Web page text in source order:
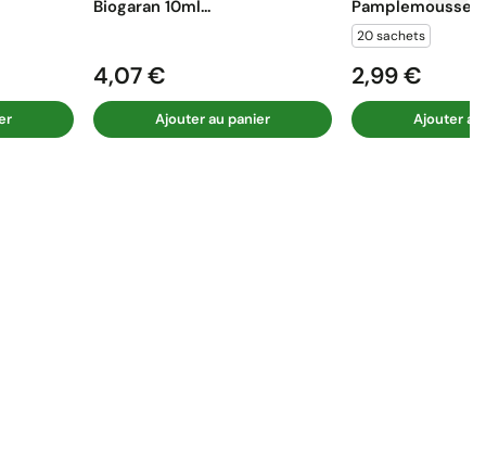
Biogaran 10ml...
Prix
4,07 €
Ajouter au panier
Pamplemousse...
20 sachets
Prix
2,99 €
Ajouter au